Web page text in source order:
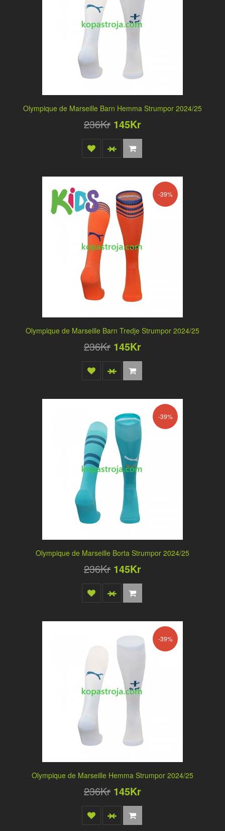
Olympique de Marseille Barn Hemma Strumpor 2024/25
236Kr 145Kr
-39%
Olympique de Marseille Barn Tredje Strumpor 2024/25
236Kr 145Kr
-39%
Olympique de Marseille Borta Strumpor 2024/25
236Kr 145Kr
-39%
Olympique de Marseille Hemma Strumpor 2024/25
236Kr 145Kr